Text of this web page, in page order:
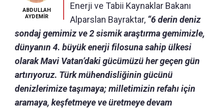
ABDULLAH
AYDEMİR
Enerji ve Tabii Kaynaklar Bakanı
Alparslan Bayraktar, “6 derin deniz
sondaj gemimiz ve 2 sismik araştırma gemimizle,
dünyanın 4. büyük enerji filosuna sahip ülkesi
olarak Mavi Vatan’daki gücümüzü her geçen gün
artırıyoruz. Türk mühendisliğinin gücünü
denizlerimize taşımaya; milletimizin refahı için
aramaya, keşfetmeye ve üretmeye devam